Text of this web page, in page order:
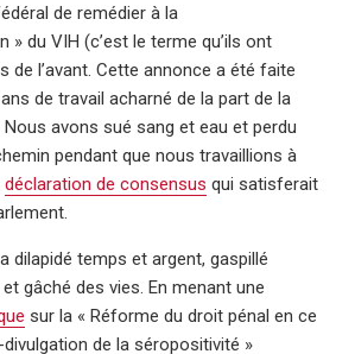
de remédier à la
» du VIH (c’est le terme qu’ils ont
de l’avant. Cette annonce a été faite
de travail acharné de la part de la
avons sué sang et eau et perdu
pendant que nous travaillions à
déclaration de consensus qui satisferait
dilapidé temps et argent, gaspillé
et gâché des vies. En menant une
sur la « Réforme du droit pénal en ce
de la séropositivité »